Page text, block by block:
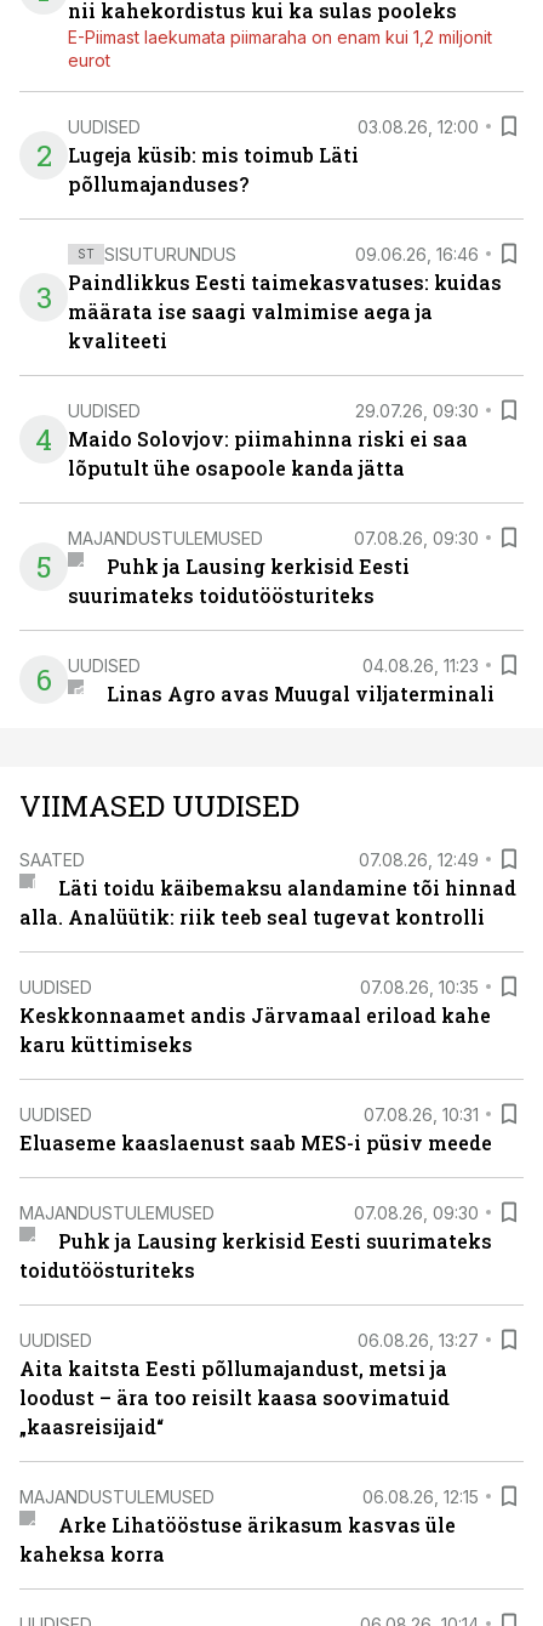
nii kahekordistus kui ka sulas pooleks
E-Piimast laekumata piimaraha on enam kui 1,2 miljonit
eurot
2
UUDISED 03.08.26, 12:00
Lugeja küsib: mis toimub Läti
põllumajanduses?
3
ST SISUTURUNDUS 09.06.26, 16:46
Paindlikkus Eesti taimekasvatuses: kuidas
määrata ise saagi valmimise aega ja
kvaliteeti
4
UUDISED 29.07.26, 09:30
Maido Solovjov: piimahinna riski ei saa
lõputult ühe osapoole kanda jätta
5
MAJANDUSTULEMUSED 07.08.26, 09:30
Puhk ja Lausing kerkisid Eesti
suurimateks toidutöösturiteks
6 UUDISED 04.08.26, 11:23
Linas Agro avas Muugal viljaterminali
VIIMASED UUDISED
SAATED 07.08.26, 12:49
Läti toidu käibemaksu alandamine tõi hinnad
alla. Analüütik: riik teeb seal tugevat kontrolli
UUDISED 07.08.26, 10:35
Keskkonnaamet andis Järvamaal eriload kahe
karu küttimiseks
UUDISED 07.08.26, 10:31
Eluaseme kaaslaenust saab MES-i püsiv meede
MAJANDUSTULEMUSED 07.08.26, 09:30
Puhk ja Lausing kerkisid Eesti suurimateks
toidutöösturiteks
UUDISED 06.08.26, 13:27
Aita kaitsta Eesti põllumajandust, metsi ja
loodust – ära too reisilt kaasa soovimatuid
„kaasreisijaid“
MAJANDUSTULEMUSED 06.08.26, 12:15
Arke Lihatööstuse ärikasum kasvas üle
kaheksa korra